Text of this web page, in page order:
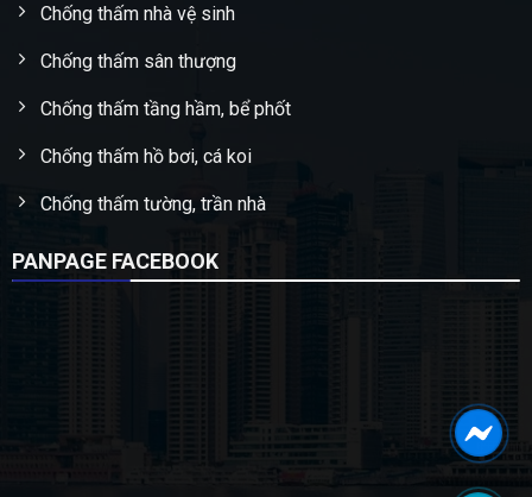
Chống thấm nhà vệ sinh
Chống thấm sân thượng
Chống thấm tầng hầm, bể phốt
Chống thấm hồ bơi, cá koi
Chống thấm tường, trần nhà
PANPAGE FACEBOOK